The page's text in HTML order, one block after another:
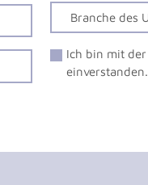
Ich bin mit der
einverstanden.